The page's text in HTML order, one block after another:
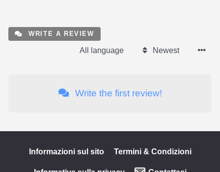
WRITE A REVIEW
All language Newest
Write the first review!
Informazioni sul sito Termini & Condizioni